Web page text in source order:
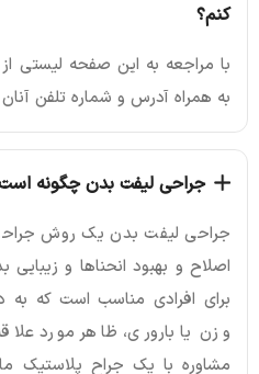
کنم؟
با مراجعه به این صفحه لیستی
به همراه آدرس و شماره تلفن
جراحی لیفت بدن چگونه
جراحی لیفت بدن یک روش
اصلاح و بهبود انحناها و
برای افرادی مناسب است که به
وزن یا باروری، ظاهر مورد
مشاوره با یک جراح پلاستیک